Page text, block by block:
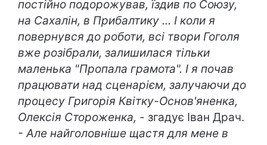
постійно подорожував, їздив по Союзу,
на Сахалін, в Прибалтику ... І коли я
повернувся до роботи, всі твори Гоголя
вже розібрали, залишилася тільки
маленька "Пропала грамота". І я почав
працювати над сценарієм, залучаючи до
процесу Григорія Квітку-Основ'яненка,
Олексія Стороженка, - згадує Іван Драч.
- Але найголовніше щастя для мене в